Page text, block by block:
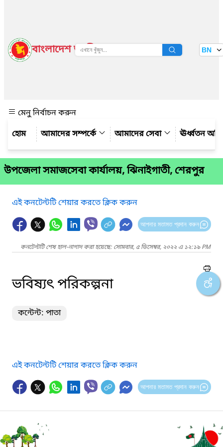
বাংলাদেশ জাতীয় তথ্য বাতায়ন BN
মেনু নির্বাচন করুন
আমাদের সম্পর্কে
আমাদের সেবা ঊর্ধ্বতন
উপজেলা সমাজসেবা কার্যালয়, ঝিনাইগাতী, শেরপুর
এই কনটেন্টটি শেয়ার করতে ক্লিক করুন
আপনার মতামত প্রদান করুন
কনটেন্টটি শেষ হাল-নাগাদ করা হয়েছে: সোমবার, ৫ ডিসেম্বর, ২০২২ এ ১২:১৯ PM
ভবিষ্যৎ পরিকল্পনা
কন্টেন্ট: পাতা
এই কনটেন্টটি শেয়ার করতে ক্লিক করুন
আপনার মতামত প্রদান করুন